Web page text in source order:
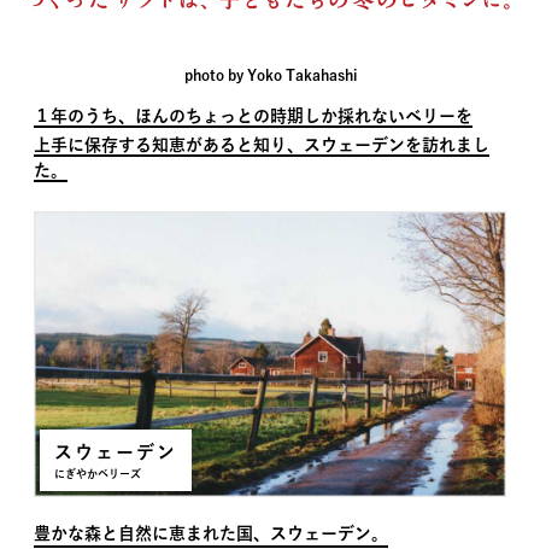
photo by Yoko Takahashi
１年のうち、ほんのちょっとの時期しか採れないベリーを
上手に保存する知恵があると知り、スウェーデンを訪れまし
た。
スウェーデン
にぎやかベリーズ
豊かな森と自然に恵まれた国、スウェーデン。